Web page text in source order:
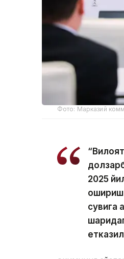
Фото: Марказий
2025
ошириш
сувига